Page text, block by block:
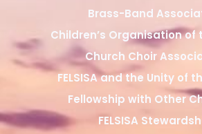
Brass-Band
Children’s Organisation of
Church Choir
FELSISA and the Unity of
Fellowship with Other
FELSISA